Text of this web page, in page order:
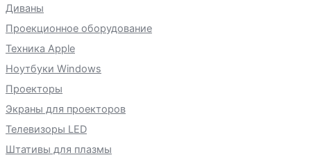
Диваны
Проекционное оборудование
Техника Apple
Ноутбуки Windows
Проекторы
Экраны для проекторов
Телевизоры LED
Штативы для плазмы